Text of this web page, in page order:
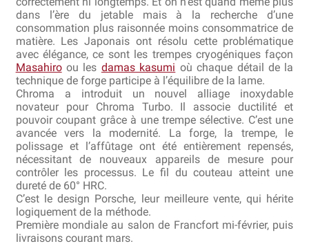
dans l’ère du jetable mais à la recherche d’une
consommation plus raisonnée moins consommatrice de
matière. Les Japonais ont résolu cette problématique
avec élégance, ce sont les trempes cryogéniques façon
Masahiroou les damas kasumi où chaque détail de la
technique de forge participe à l’équilibre de la lame.
Chroma a introduit un nouvel alliage inoxydable
novateur pour Chroma Turbo. Il associe ductilité et
pouvoir coupant grâce à une trempe sélective. C’est une
avancée vers la modernité. La forge, la trempe, le
polissage et l’affûtage ont été entièrement repensés,
nécessitant de nouveaux appareils de mesure pour
contrôler les processus. Le fil du couteau atteint une
dureté de 60° HRC.
C’est le design Porsche, leur meilleure vente, qui hérite
logiquement de la méthode.
Première mondiale au salon de Francfort mi-février, puis
livraisons courant mars.